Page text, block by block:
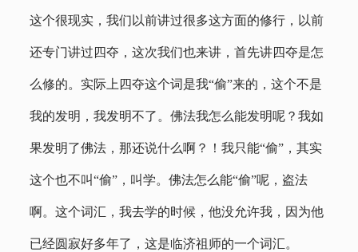
这个很现实，我们以前讲过很多这方面的修行，以前
还专门讲过四夺，这次我们也来讲，首先讲四夺是怎
么修的。实际上四夺这个词是我“偷”来的，这个不是
我的发明，我发明不了。佛法我怎么能发明呢？我如
果发明了佛法，那还说什么啊？！我只能“偷”，其实
这个也不叫“偷”，叫学。佛法怎么能“偷”呢，盗法
啊。这个词汇，我去学的时候，他没允许我，因为他
已经圆寂好多年了，这是临济祖师的一个词汇。